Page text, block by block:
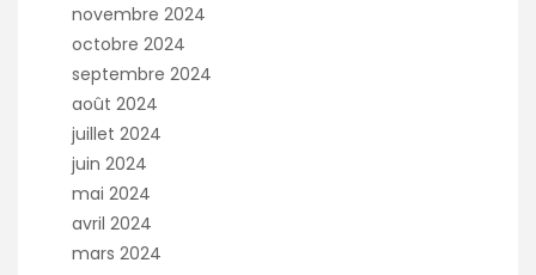
novembre 2024
octobre 2024
septembre 2024
août 2024
juillet 2024
juin 2024
mai 2024
avril 2024
mars 2024